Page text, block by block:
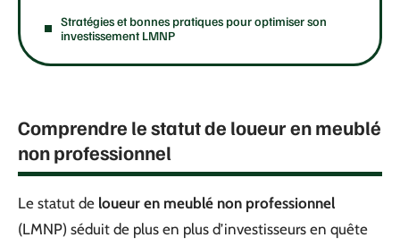
Stratégies et bonnes pratiques pour optimiser son
investissement LMNP
Comprendre le statut de loueur en meublé
non professionnel
Le statut de loueur en meublé non professionnel
(LMNP) séduit de plus en plus d’investisseurs en quête